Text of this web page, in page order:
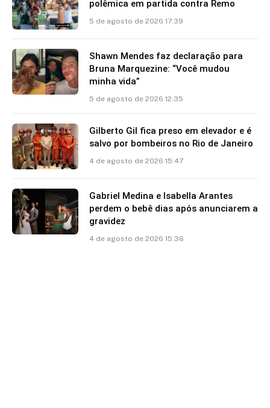
polêmica em partida contra Remo
5 de agosto de 2026 17:39
Shawn Mendes faz declaração para
Bruna Marquezine: “Você mudou
minha vida”
5 de agosto de 2026 12:35
Gilberto Gil fica preso em elevador e é
salvo por bombeiros no Rio de Janeiro
4 de agosto de 2026 15:47
Gabriel Medina e Isabella Arantes
perdem o bebê dias após anunciarem a
gravidez
4 de agosto de 2026 15:36